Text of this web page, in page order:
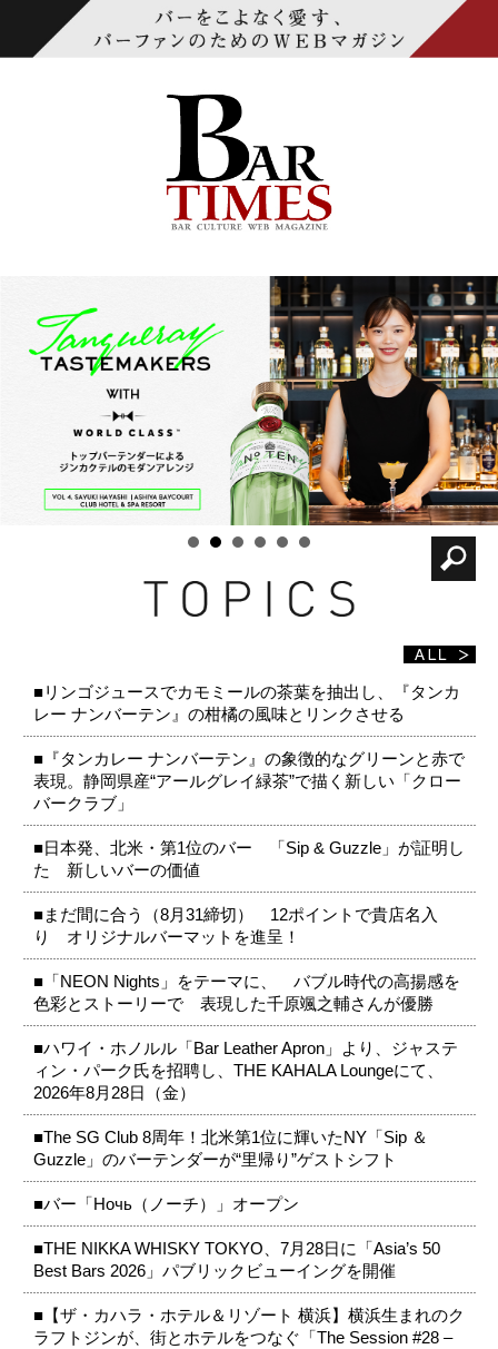
■リンゴジュースでカモミールの茶葉を抽出し、『タンカ
レー ナンバーテン』の柑橘の風味とリンクさせる
■『タンカレー ナンバーテン』の象徴的なグリーンと赤で
表現。静岡県産“アールグレイ緑茶”で描く新しい「クロー
バークラブ」
■日本発、北米・第1位のバー 「Sip & Guzzle」が証明し
た 新しいバーの価値
■まだ間に合う（8月31締切） 12ポイントで貴店名入
り オリジナルバーマットを進呈！
■「NEON Nights」をテーマに、 バブル時代の高揚感を
色彩とストーリーで 表現した千原颯之輔さんが優勝
■ハワイ・ホノルル「Bar Leather Apron」より、ジャステ
ィン・パーク氏を招聘し、THE KAHALA Loungeにて、
2026年8月28日（金）
■The SG Club 8周年！北米第1位に輝いたNY「Sip ＆
Guzzle」のバーテンダーが“里帰り”ゲストシフト
■バー「Ночь（ノーチ）」オープン
■THE NIKKA WHISKY TOKYO、7月28日に「Asia’s 50
Best Bars 2026」パブリックビューイングを開催
■【ザ・カハラ・ホテル＆リゾート 横浜】横浜生まれのク
ラフトジンが、街とホテルをつなぐ「The Session #28 –